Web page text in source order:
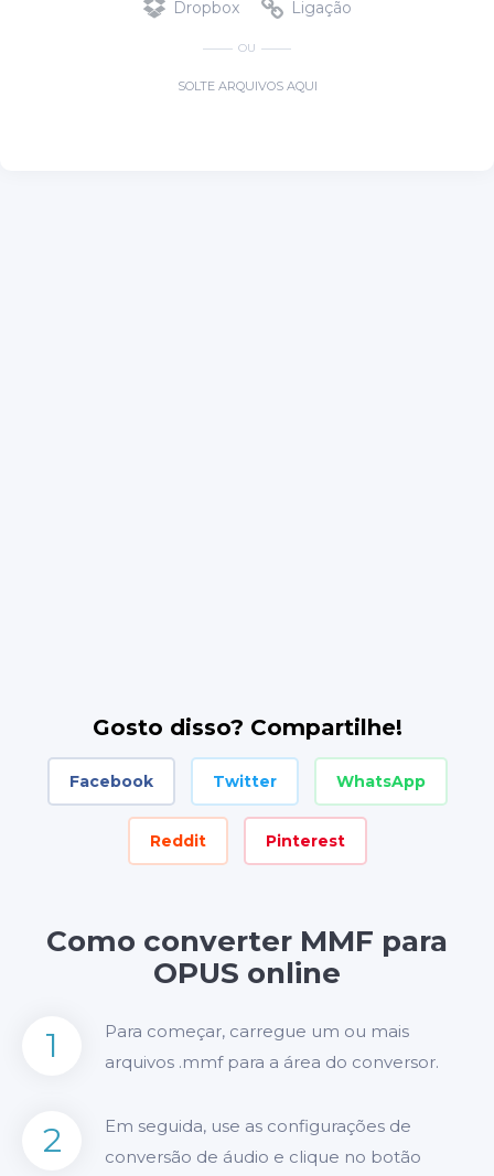
Dropbox Ligação
OU
SOLTE ARQUIVOS AQUI
Gosto disso? Compartilhe!
Facebook Twitter WhatsApp
Reddit Pinterest
Como converter MMF para
OPUS online
1
Para começar, carregue um ou mais
arquivos .mmf para a área do conversor.
2
Em seguida, use as configurações de
conversão de áudio e clique no botão